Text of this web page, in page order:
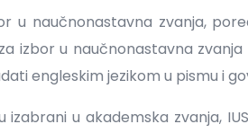
u naučnonastavna zvanja,
izbor u naučnonastavna
engleskim jezikom u pismu i
izabrani u akademska zvanja,